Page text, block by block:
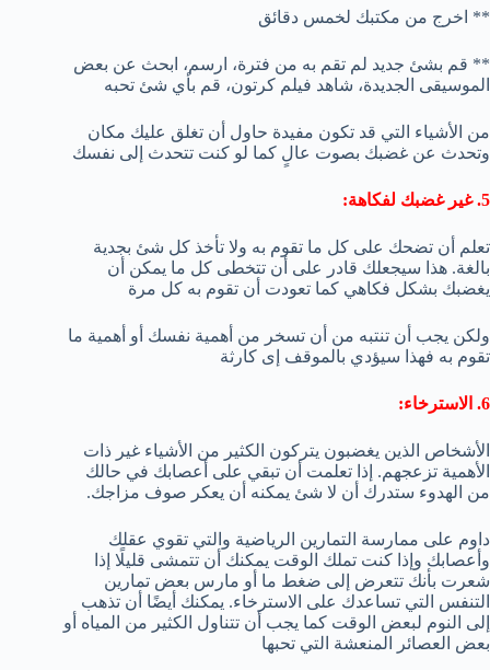
** اخرج من مكتبك لخمس دقائق
** قم بشئ جديد لم تقم به من فترة، ارسم، ابحث عن بعض
الموسيقى الجديدة، شاهد فيلم كرتون، قم بأي شئ تحبه
من الأشياء التي قد تكون مفيدة حاول أن تغلق عليك مكان
وتحدث عن غضبك بصوت عالٍ كما لو كنت تتحدث إلى نفسك
5. غير غضبك لفكاهة:
تعلم أن تضحك على كل ما تقوم به ولا تأخذ كل شئ بجدية
بالغة. هذا سيجعلك قادر على أن تتخطى كل ما يمكن أن
يغضبك بشكل فكاهي كما تعودت أن تقوم به كل مرة
ولكن يجب أن تنتبه من أن تسخر من أهمية نفسك أو أهمية ما
تقوم به فهذا سيؤدي بالموقف إى كارثة
6. الاسترخاء:
الأشخاص الذين يغضبون يتركون الكثير من الأشياء غير ذات
الأهمية تزعجهم. إذا تعلمت أن تبقي على أعصابك في حالك
من الهدوء ستدرك أن لا شئ يمكنه أن يعكر صوف مزاجك.
داوم على ممارسة التمارين الرياضية والتي تقوي عقلك
وأعصابك وإذا كنت تملك الوقت يمكنك أن تتمشى قليلًا إذا
شعرت بأنك تتعرض إلى ضغط ما أو مارس بعض تمارين
التنفس التي تساعدك على الاسترخاء. يمكنك أيضًا أن تذهب
إلى النوم لبعض الوقت كما يجب أن تتناول الكثير من المياه أو
بعض العصائر المنعشة التي تحبها